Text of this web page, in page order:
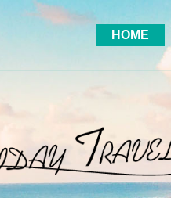
HOME